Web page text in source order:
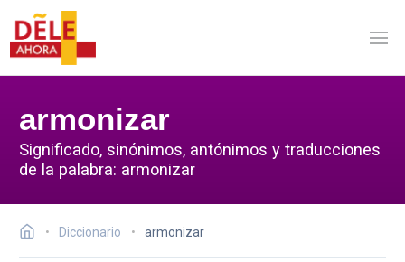
armonizar
Significado, sinónimos, antónimos y traducciones
de la palabra: armonizar
Diccionario armonizar